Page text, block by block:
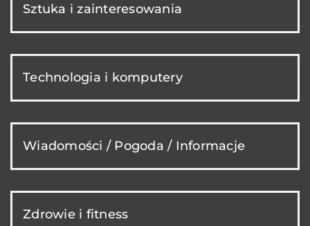
Sztuka i zainteresowania
Technologia i komputery
Wiadomości / Pogoda / Informacje
Zdrowie i fitness